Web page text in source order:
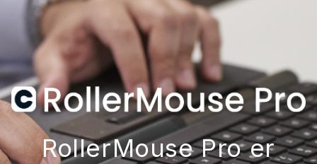
RollerMouse Pro er